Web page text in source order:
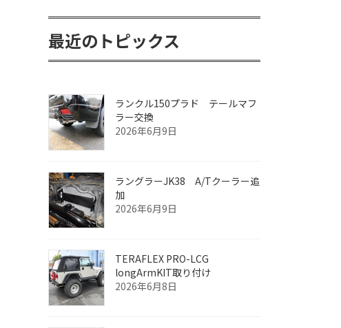
最近のトピックス
ランクル150プラド テールマフ
ラー交換
2026年6月9日
ラングラーJK38 A/Tクーラー追
加
2026年6月9日
TERAFLEX PRO-LCG
longArmKIT取り付け
2026年6月8日